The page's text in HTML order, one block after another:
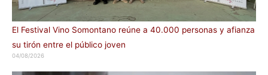
El Festival Vino Somontano reúne a 40.000 personas y afianza
su tirón entre el público joven
04/08/2026